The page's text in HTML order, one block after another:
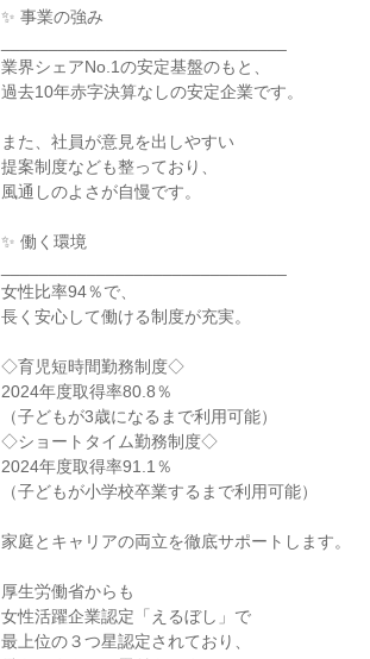
✨ 事業の強み
業界シェアNo.1の安定基盤のもと、
過去10年赤字決算なしの安定企業です。
また、社員が意見を出しやすい
提案制度なども整っており、
風通しのよさが自慢です。
✨ 働く環境
女性比率94％で、
長く安心して働ける制度が充実。
◇育児短時間勤務制度◇
2024年度取得率80.8％
（子どもが3歳になるまで利用可能）
◇ショートタイム勤務制度◇
2024年度取得率91.1％
（子どもが小学校卒業するまで利用可能）
家庭とキャリアの両立を徹底サポートします。
厚生労働省からも
女性活躍企業認定「えるぼし」で
最上位の３つ星認定されており、